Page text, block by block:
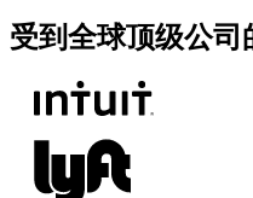
受到全球顶级公司